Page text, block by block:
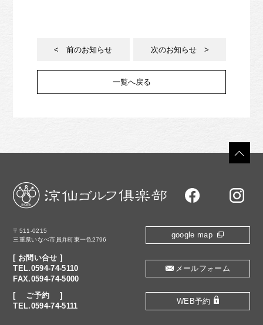
< 前のお知らせ
一覧へ戻る
次のお知らせ >
〒511-0215
三重県いなべ市員弁町東一色2796
google map
[ お問い合せ ]
TEL.0594-74-5110
FAX.0594-74-5000
メールフォーム
[ ご予約 ]
TEL.0594-74-5111
WEB予約